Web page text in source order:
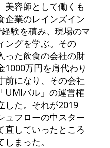
美容師として働くも
企業のレインズイン
験を積み、現場のマ
ングを学ぶ。その
った飲食の会社の財
1000万円を肩代わり
前になり、その会社
UMIバル」の運営権
した。それが2019
ュフローの中スター
直していったところ
まった。